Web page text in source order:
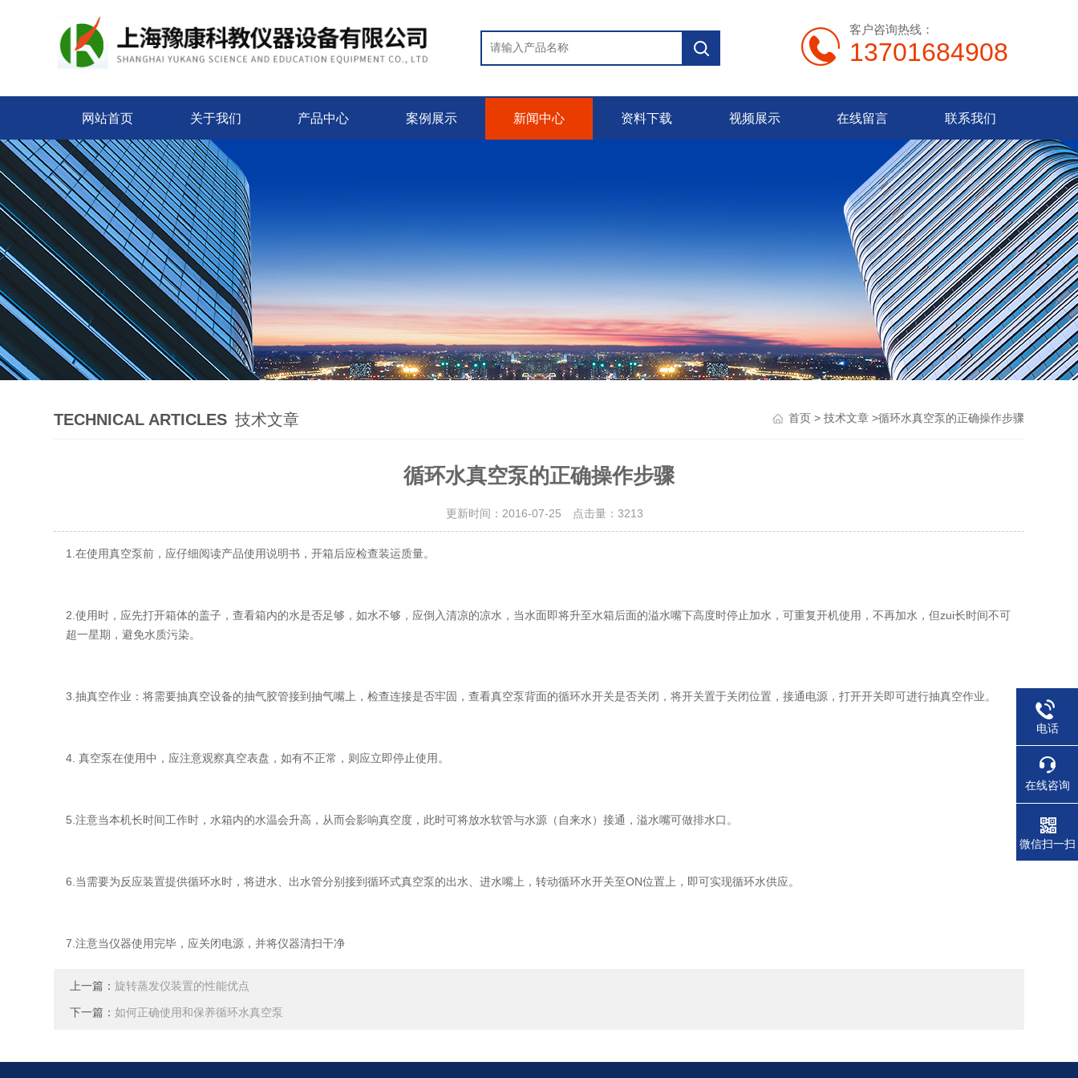
客户咨询热线：
13701684908
网站首页 关于我们 产品中心 案例展示 新闻中心 资料下载 视频展示 在线留言 联系我们
TECHNICAL ARTICLES 技术文章 首页> 技术文章>循环水真空泵的正确操作步骤
循环水真空泵的正确操作步骤
更新时间：2016-07-25 点击量： 3213
1.在使用真空泵前，应仔细阅读产品使用说明书，开箱后应检查装运质量。
2.使用时，应先打开箱体的盖子，查看箱内的水是否足够，如水不够，应倒入清凉的凉水，当水面即将升至水箱后面的溢水嘴下高度时停止加水，可重复开机使用，不再加水，但zui长时间不可
超一星期，避免水质污染。
3.抽真空作业：将需要抽真空设备的抽气胶管接到抽气嘴上，检查连接是否牢固，查看真空泵背面的循环水开关是否关闭，将开关置于关闭位置，接通电源，打开开关即可进行抽真空作业。
4. 真空泵在使用中，应注意观察真空表盘，如有不正常，则应立即停止使用。
5.注意当本机长时间工作时，水箱内的水温会升高，从而会影响真空度，此时可将放水软管与水源（自来水）接通，溢水嘴可做排水口。
6.当需要为反应装置提供循环水时，将进水、出水管分别接到循环式真空泵的出水、进水嘴上，转动循环水开关至ON位置上，即可实现循环水供应。
7.注意当仪器使用完毕，应关闭电源，并将仪器清扫干净
上一篇：旋转蒸发仪装置的性能优点
下一篇：如何正确使用和保养循环水真空泵
电话
在线咨询
微信扫一扫